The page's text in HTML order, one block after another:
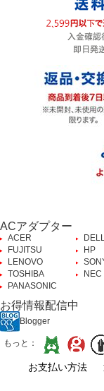
ACアダプター
ACER
FUJITSU
HP
LENOVO
TOSHIBA
NEC
PANASONIC
お得情報配信中
Blogger
もっと：
お支払い方法